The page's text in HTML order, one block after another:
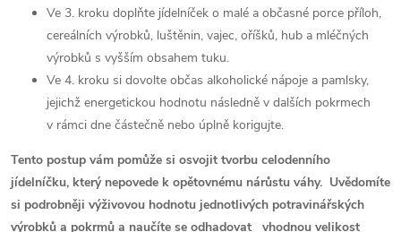
Ve 3. kroku doplňte jídelníček o malé a občasné porce příloh,
cereálních výrobků, luštěnin, vajec, oříšků, hub a mléčných
výrobků s vyšším obsahem tuku.
Ve 4. kroku si dovolte občas alkoholické nápoje a pamlsky,
jejichž energetickou hodnotu následně v dalších pokrmech
v rámci dne částečně nebo úplně korigujte.
Tento postup vám pomůže si osvojit tvorbu celodenního
jídelníčku, který nepovede k opětovnému nárůstu váhy. Uvědomíte
si podrobněji výživovou hodnotu jednotlivých potravinářských
výrobků a pokrmů a naučíte se odhadovat vhodnou velikost